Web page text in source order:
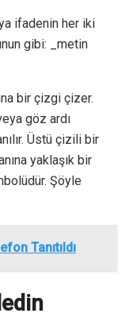
ifadenin her iki
gibi: _metin
bir çizgi çizer.
göz ardı
Üstü çizili bir
yaklaşık bir
Şöyle
Tanıtıldı